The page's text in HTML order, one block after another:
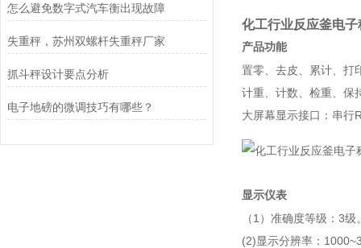
怎么避免数字式汽车衡出现故障
失重秤，苏州双螺杆失重秤厂家
抓斗秤设计要点分析
电子地磅的微调技巧有哪些？
化工行业反应釜电子
产品功能
置零、去皮、累计、打
计重、计数、检重、保
大屏幕显示接口：串行
显示仪表
（1）准确度等级：3级
(2)显示分辨率：